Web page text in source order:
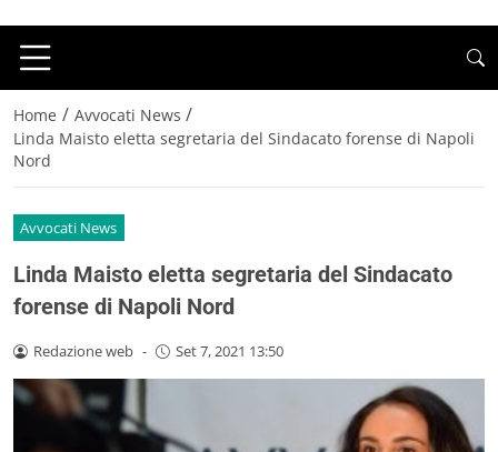
Home / Avvocati News /
Linda Maisto eletta segretaria del Sindacato forense di Napoli
Nord
Avvocati News
Linda Maisto eletta segretaria del Sindacato
forense di Napoli Nord
Redazione web - Set 7, 2021 13:50